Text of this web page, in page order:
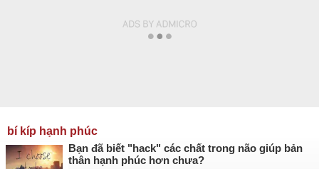
bí kíp hạnh phúc
Bạn đã biết "hack" các chất trong não giúp bản
thân hạnh phúc hơn chưa?